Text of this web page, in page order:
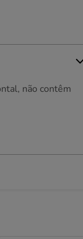
não contêm